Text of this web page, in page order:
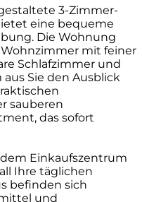
3-Zimmer-
eine bequeme
Die Wohnung
mit feiner
Schlafzimmer und
Sie den Ausblick
sauberen
das sofort
Einkaufszentrum
Ihre täglichen
befinden sich
und